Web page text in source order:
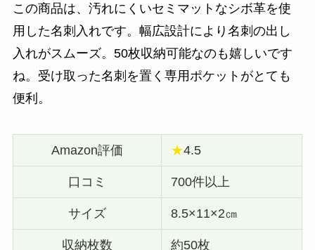
この商品は、汚れにくいセミマットなシボ革を使
用した名刺入れです。幅広設計により名刺の出し
入れがスムーズ。50枚収納可能なのも嬉しいです
ね。受け取った名刺を置く専用ポケットがとても
便利。
Amazon評価 ★4.5
口コミ 700件以上
サイズ 8.5×11×2㎝
収納枚数 約50枚